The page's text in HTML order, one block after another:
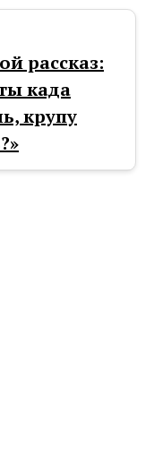
рассказ:
када
крупу